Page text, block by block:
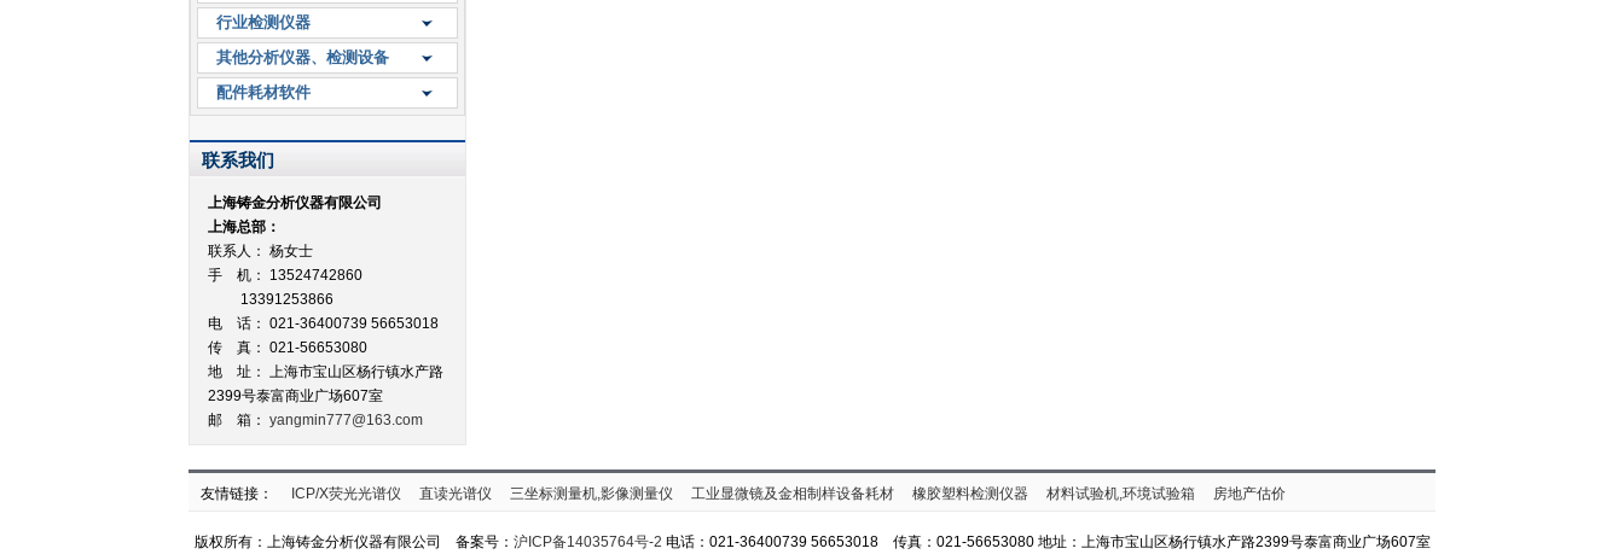
行业检测仪器
其他分析仪器、检测设备
配件耗材软件
联系我们
上海铸金分析仪器有限公司
上海总部：
联系人： 杨女士
手 机： 13524742860
13391253866
电 话： 021-36400739 56653018
传 真： 021-56653080
地 址： 上海市宝山区杨行镇水产路
2399号泰富商业广场607室
邮 箱： yangmin777@163.com
友情链接： ICP/X荧光光谱仪 直读光谱仪 三坐标测量机,影像测量仪 工业显微镜及金相制样设备耗材 橡胶塑料检测仪器 材料试验机,环境试验箱 房地产估价
版权所有：上海铸金分析仪器有限公司 备案号： 沪ICP备14035764号-2 电话：021-36400739 56653018 传真：021-56653080 地址： 上海市宝山区杨行镇水产路2399号泰富商业广场607室